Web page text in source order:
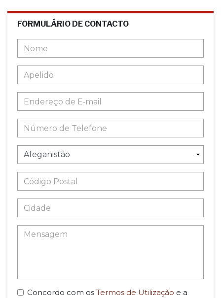
FORMULÁRIO DE CONTACTO
Concordo com os Termos de Utilização e a